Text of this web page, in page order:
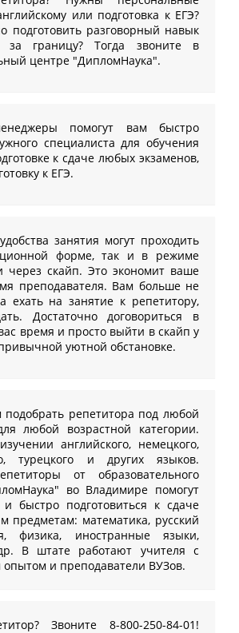
или подготовка к ЕГЭ?
подготовить разговорный навык
за границу? Тогда звоните в
центре "ДипломНаука".
помогут вам быстро
специалиста для обучения
к сдаче любых экзаменов,
к ЕГЭ.
занятия могут проходить
форме, так и в режиме
через скайп. Это экономит ваше
преподавателя. Вам больше не
ехать на занятие к репетитору,
Достаточно договориться в
время и просто выйти в скайп у
уютной обстановке.
репетитора под любой
любой возрастной категории.
английского, немецкого,
турецкого и других языков.
от образовательного
во Владимире помогут
и быстро подготовиться к сдаче
предметам: математика, русский
физика, иностранные языки,
В штате работают учителя с
опытом и преподаватели ВУЗов.
Звоните 8-800-250-84-01!